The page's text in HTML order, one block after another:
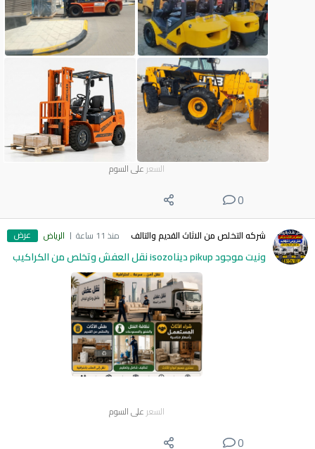
السعر على السوم
0
شركه التخلص من الاثاث القديم والتالف منذ 11 ساعة الرياض عرض
ونيت موجود pikup ديناisozo نقل العفش وتخلص من الكراكيب
السعر على السوم
0